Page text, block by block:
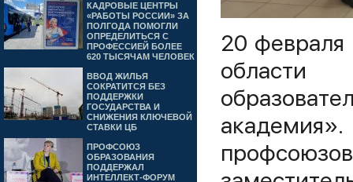
КАДРОВЫЕ ЦЕНТРЫ
«РАБОТЫ РОССИИ» ЗА
ПОЛГОДА ПОМОГЛИ
ОПРЕДЕЛИТЬСЯ С
ПРОФЕССИЕЙ БОЛЕЕ
620 ТЫСЯЧАМ ЧЕЛОВЕК
ВВОД ЖИЛЬЯ
СОКРАТИТСЯ БЕЗ
ПОДДЕРЖКИ
ГОСУДАРСТВА И
СНИЖЕНИЯ КЛЮЧЕВОЙ
СТАВКИ ЦБ
ПРОФСОЮЗ
ОБРАЗОВАНИЯ
ПОДДЕРЖАЛ
ИНТЕЛЛЕКТ-ФОРУМ
20
области